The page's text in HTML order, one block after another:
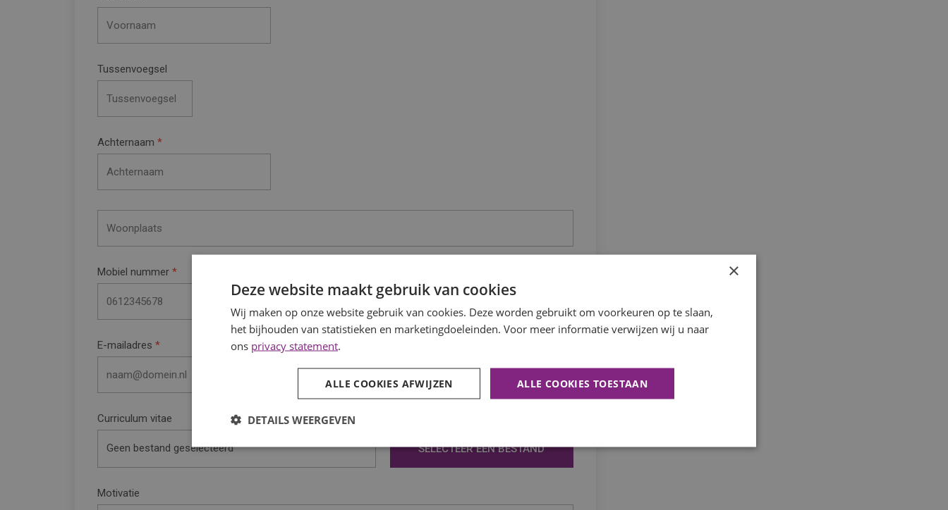
Tussenvoegsel
Achternaam
Mobiel nummer
E-mailadres
Curriculum vitae
Geen bestand geselecteerd SELECTEER EEN BESTAND
Motivatie
×
Deze website maakt gebruik van cookies
Wij maken op onze website gebruik van cookies. Deze worden gebruikt om voorkeuren op te slaan,
het bijhouden van statistieken en marketingdoeleinden. Voor meer informatie verwijzen wij u naar
ons privacy statement.
ALLE COOKIES TOESTAAN
ALLE COOKIES AFWIJZEN
DETAILS WEERGEVEN